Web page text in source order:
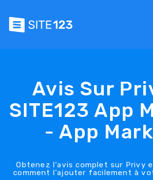
Avis Sur
SITE123 App
- App
Obtenez l’avis complet sur Privy
comment l’ajouter facilement à